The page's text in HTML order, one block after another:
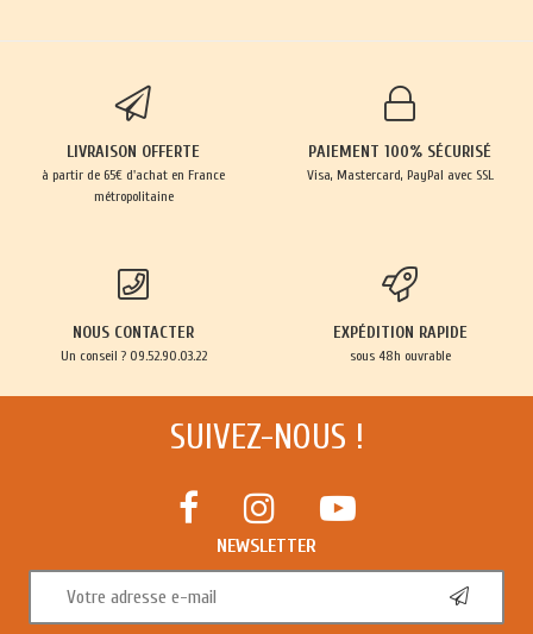
LIVRAISON OFFERTE
à partir de 65€ d'achat en France
métropolitaine
PAIEMENT 100% SÉCURISÉ
Visa, Mastercard, PayPal avec SSL
NOUS CONTACTER
Un conseil ? 09.52.90.03.22
EXPÉDITION RAPIDE
sous 48h ouvrable
SUIVEZ-NOUS !
NEWSLETTER